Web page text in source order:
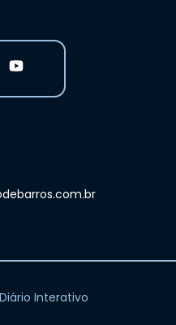
Interativo